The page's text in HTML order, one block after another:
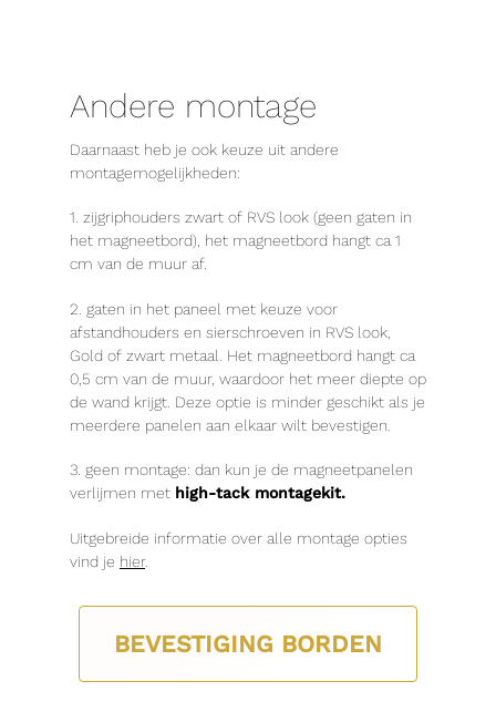
Andere montage
Daarnaast heb je ook keuze uit andere
montagemogelijkheden:
1. zijgriphouders zwart of RVS look (geen gaten in
het magneetbord), het magneetbord hangt ca 1
cm van de muur af.
2. gaten in het paneel met keuze voor
afstandhouders en sierschroeven in RVS look,
Gold of zwart metaal. Het magneetbord hangt ca
0,5 cm van de muur, waardoor het meer diepte op
de wand krijgt. Deze optie is minder geschikt als je
meerdere panelen aan elkaar wilt bevestigen.
3. geen montage: dan kun je de magneetpanelen
verlijmen met high-tack montagekit.
Uitgebreide informatie over alle montage opties
vind je hier.
BEVESTIGING BORDEN